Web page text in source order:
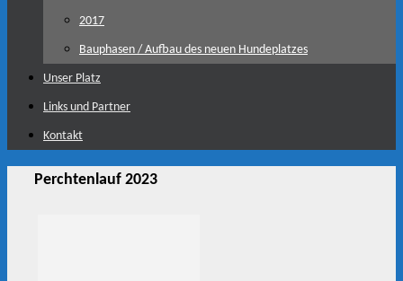
2017
Bauphasen / Aufbau des neuen Hundeplatzes
Unser Platz
Links und Partner
Kontakt
Perchtenlauf 2023